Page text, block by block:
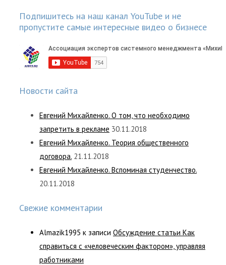
Подпишитесь на наш канал YouTube и не
пропустите самые интересные видео о бизнесе
Новости сайта
Евгений Михайленко. О том, что необходимо
запретить в рекламе 30.11.2018
Евгений Михайленко. Теория общественного
договора. 21.11.2018
Евгений Михайленко. Вспоминая студенчество.
20.11.2018
Свежие комментарии
Almazik1995 к записи Обсуждение статьи Как
справиться с «человеческим фактором», управляя
работниками